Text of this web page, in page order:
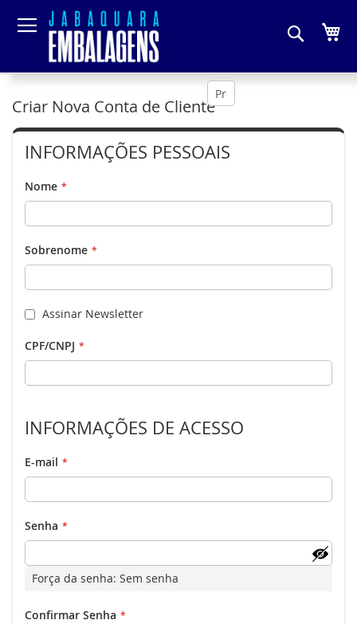
Criar Nova Conta de Cliente
INFORMAÇÕES PESSOAIS
Nome
Sobrenome
Assinar Newsletter
CPF/CNPJ
INFORMAÇÕES DE ACESSO
E-mail
Senha
Força da senha: Sem senha
Confirmar Senha